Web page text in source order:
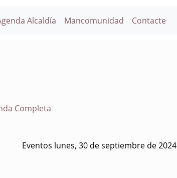
Alcaldía Mancomunidad Contacte
Completa
Eventos lunes, 30 de septiembre de 2024